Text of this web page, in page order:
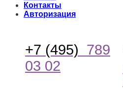
Контакты
Авторизация
+7 (495) 789
03 02